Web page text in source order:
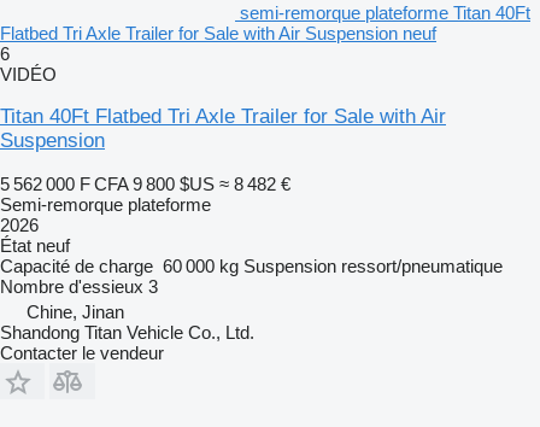
semi-remorque plateforme Titan 40Ft
Flatbed Tri Axle Trailer for Sale with Air Suspension neuf
6
VIDÉO
Titan 40Ft Flatbed Tri Axle Trailer for Sale with Air
Suspension
5 562 000 F CFA 9 800 $US ≈ 8 482 €
Semi-remorque plateforme
2026
État neuf
Capacité de charge 60 000 kg Suspension ressort/pneumatique
Nombre d'essieux 3
Chine, Jinan
Shandong Titan Vehicle Co., Ltd.
Contacter le vendeur